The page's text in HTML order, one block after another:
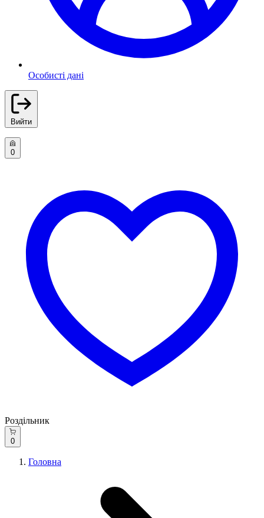
Особисті дані
Вийти
0
Роздільник
0
Головна